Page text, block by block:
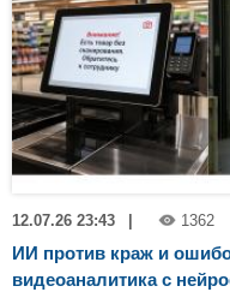
12.07.26 23:43 1362
ИИ против краж и
видеоаналитика с